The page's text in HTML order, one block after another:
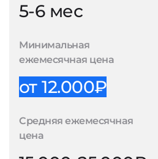
5-6 мес
Минимальная
ежемесячная цена
от 12.000₽
Средняя ежемесячная
цена